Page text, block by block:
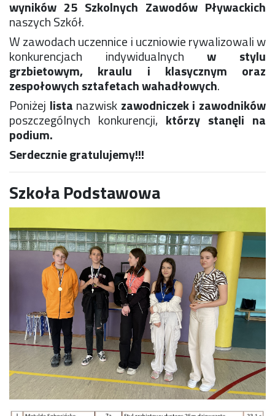
Konkurs klas
Konkurs "Złota Żaba"
Kontakty zagraniczne
Newsy
Obóz adaptacyjny
Polityka ochrony dzieci
Przewodniczący Rady Szkoły
Szkoła zimowa
Warsztaty interdyscyplinarne
Wykaz podręczników
Zajęcia pozalekcyjne
Aplikacje szkolne
Biblioteka szkolna
Classroom
Dyżury Szkolne
Dziennik elektroniczny
Rekrutacja SP
Regulamin rekrutacji do SP
Potrzebne dokumenty
Informacja o teście z języka angielskiego
Stypendia naukowe
Plan nauczania klasa 7. i 8.
wyników 25 Szkolnych Zawodów Pływackich
naszych Szkół.
W zawodach uczennice i uczniowie rywalizowali w
konkurencjach indywidualnychw stylu
grzbietowym, kraulu i klasycznym oraz
zespołowych sztafetach wahadłowych.
Poniżej lista nazwisk zawodniczek i zawodników
poszczególnych konkurencji, którzy stanęli na
podium.
Serdecznie gratulujemy!!!
Szkoła Podstawowa